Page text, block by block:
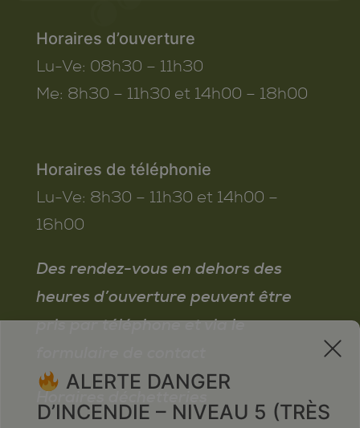
Horaires d’ouverture
Lu-Ve: 08h30 – 11h30
Me: 8h30 – 11h30 et 14h00 – 18h00
Horaires de téléphonie
Lu-Ve: 8h30 – 11h30 et 14h00 –
16h00
Des rendez-vous en dehors des
heures d’ouverture peuvent être
pris par téléphone et via le
Horaires déchetteries
x
ALERTE DANGER
D’INCENDIE – NIVEAU 5 (TRÈS